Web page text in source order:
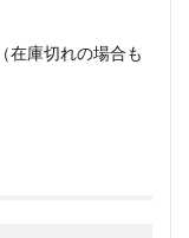
在庫切れの場合も